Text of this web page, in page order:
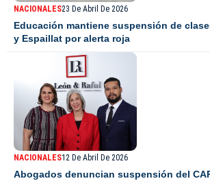
NACIONALES23 De Abril De 2026
Educación mantiene suspensión de
y Espaillat por alerta roja
NACIONALES12 De Abril De 2026
Abogados denuncian suspensión del